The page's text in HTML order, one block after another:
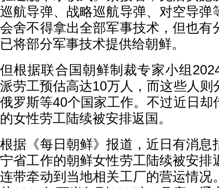
巡航导弹、战略巡航导弹、对空导弹
会舍不得拿出全部军事技术，但也有
已将部分军事技术提供给朝鲜。
但根据联合国朝鲜制裁专家小组
派劳工预估高达10万人，而这些人则
俄罗斯等40个国家工作。不过近日却
的女性劳工陆续被安排返国。
根据《每日朝鲜》报道，近日有消息
宁省工作的朝鲜女性劳工陆续被安排
连带牵动到当地相关工厂的营运情况